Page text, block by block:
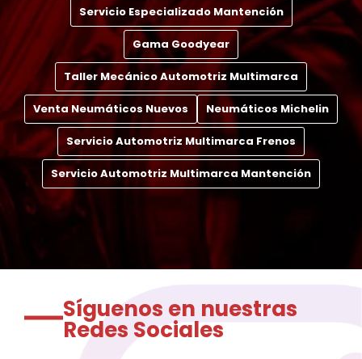
Servicio Especializado Mantención
Gama Goodyear
Taller Mecánico Automotriz Multimarca
Venta Neumáticos Nuevos Neumáticos Michelin
Servicio Automotriz Multimarca Frenos
Servicio Automotriz Multimarca Mantención
Síguenos en nuestras
Redes Sociales